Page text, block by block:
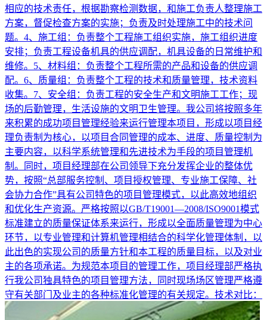
相应的技术责任，根据勘察检测数据，和施工负责人整理施工
方案，督促检查方案的实施；负责及时处理施工中的技术问
题。4、施工组：负责整个工程施工组织实施，施工组织进度
安排；负责工程设备机具的供应调配，机具设备的日常维护和
维修。5、材料组：负责整个工程所需的产品和设备的供应调
配。6、质量组：负责整个工程的技术和质量管理，技术资料
收集。7、安全组：负责工程的安全生产和文明施工工作；现
场的后勤管理，生活设施的文明卫生管理。我公司将按照多年
来积累的成功项目管理经验来运行管理本项目，形成以项目经
理负责制为核心，以项目合同管理的成本、进度、质量控制为
主要内容，以科学系统管理和先进技术为手段的项目管理机
制。同时，项目经理部在公司领导下充分发挥企业的整体优
势，按照“总部服务控制、项目授权管理、专业施工保障、社
会协力合作”具有公司特色的项目管理模式，以此高效地组织
和优化生产资源。严格按照以GB/T19001—2008/ISO9001模式
标准建立的质量保证体系来运行，形成以全面质量管理为中心
环节，以专业管理和计算机管理相结合的科学化管理体制，以
此出色的实现公司的质量方针和本工程的质量目标，以及对业
主的各项承诺。为规范本项目的管理工作，项目经理部严格执
行我公司独具特色的项目管理方法，同时现场场区管理严格遵
守有关部门及业主的各种标准化管理的有关规定。技术对比：